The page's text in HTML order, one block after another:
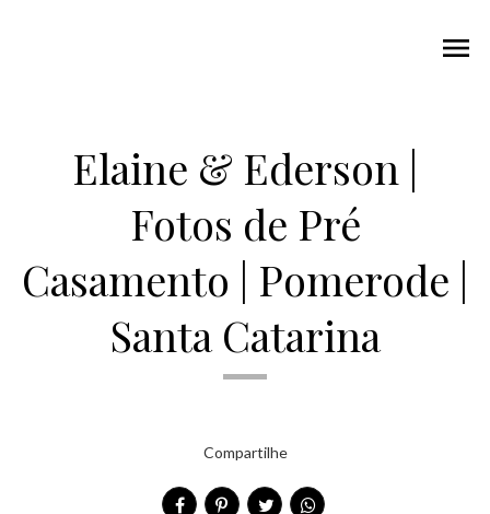
menu
Elaine & Ederson |
Fotos de Pré
Casamento | Pomerode |
Santa Catarina
Compartilhe